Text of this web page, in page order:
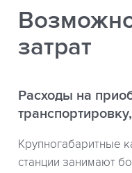
затрат
Расходы на
Крупногабаритные
станции занимают